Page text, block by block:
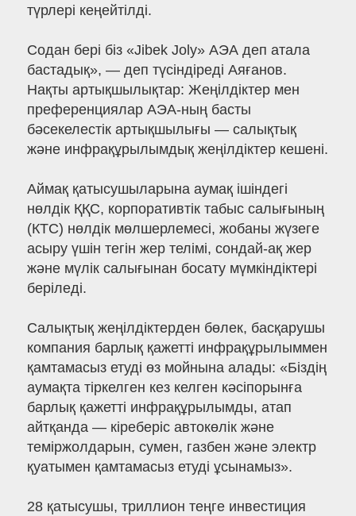
түрлері кеңейтілді.
Содан бері біз «Jibek Joly» АЭА деп атала
бастадық», — деп түсіндіреді Аяғанов.
Нақты артықшылықтар: Жеңілдіктер мен
преференциялар АЭА-ның басты
бәсекелестік артықшылығы — салықтық
және инфрақұрылымдық жеңілдіктер кешені.
Аймақ қатысушыларына аумақ ішіндегі
нөлдік ҚҚС, корпоративтік табыс салығының
(КТС) нөлдік мөлшерлемесі, жобаны жүзеге
асыру үшін тегін жер телімі, сондай-ақ жер
және мүлік салығынан босату мүмкіндіктері
беріледі.
Салықтық жеңілдіктерден бөлек, басқарушы
компания барлық қажетті инфрақұрылыммен
қамтамасыз етуді өз мойнына алады: «Біздің
аумақта тіркелген кез келген кәсіпорынға
барлық қажетті инфрақұрылымды, атап
айтқанда — кіреберіс автокөлік және
теміржолдарын, сумен, газбен және электр
қуатымен қамтамасыз етуді ұсынамыз».
28 қатысушы, триллион теңге инвестиция